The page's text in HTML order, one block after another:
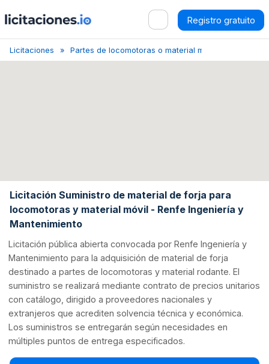
Registro gratuito
Licitaciones Partes de locomotoras o material móvil
Licitación Suministro de material de forja para
locomotoras y material móvil - Renfe Ingeniería y
Mantenimiento
Licitación pública abierta convocada por Renfe Ingeniería y
Mantenimiento para la adquisición de material de forja
destinado a partes de locomotoras y material rodante. El
suministro se realizará mediante contrato de precios unitarios
con catálogo, dirigido a proveedores nacionales y
extranjeros que acrediten solvencia técnica y económica.
Los suministros se entregarán según necesidades en
múltiples puntos de entrega especificados.